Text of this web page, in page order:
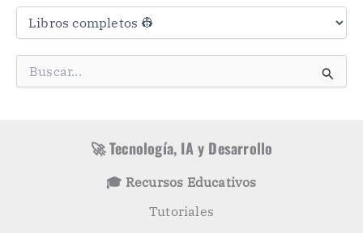
a
🚀 Tecnología, IA y Desarrollo
🎓 Recursos Educativos
Tutoriales